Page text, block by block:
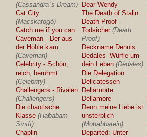
(Cassandra´s Dream)
Cat City
(Macskafogó)
Catch me if you can
Caveman - Der aus
der Höhle kam
(Caveman)
Celebrity - Schön,
reich, berühmt
(Celebrity)
Challengers - Rivalen
(Challengers)
Die chaotische
Klasse (Hababam
Sınıfı)
Chaplin
Dear Wendy
The Death of Stalin
Death Proof -
Todsicher (Death
Proof)
Deckname Dennis
Dedales -Würfle um
dein Leben (Dédales)
Die Delegation
Delicatessen
Dellamorte
Dellamore
Denn meine Liebe ist
unsterblich
(Mohabbatein)
Departed: Unter